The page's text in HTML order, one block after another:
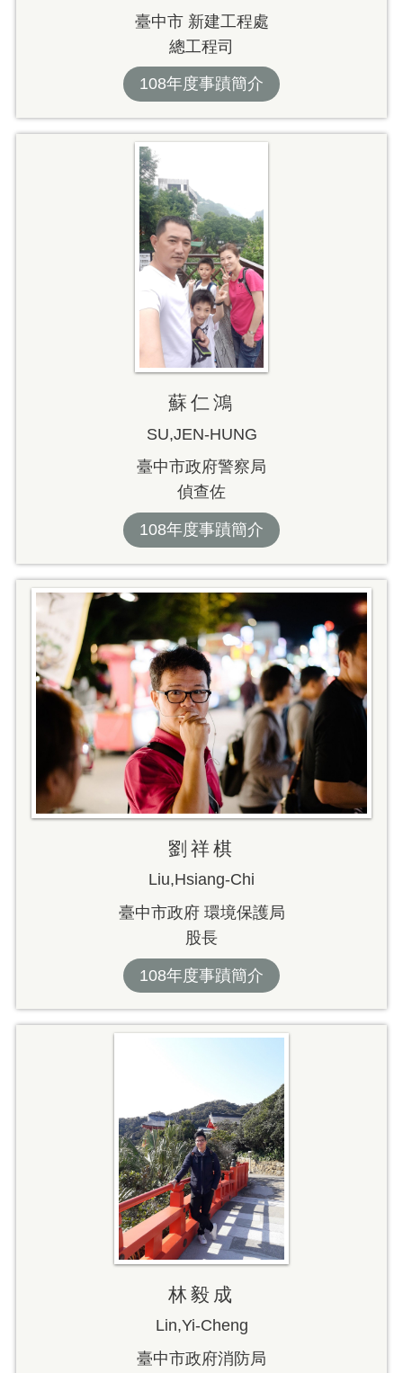
臺中市 新建工程處
總工程司
108年度事蹟簡介
蘇仁鴻
SU,JEN-HUNG
臺中市政府警察局
偵查佐
108年度事蹟簡介
劉祥棋
Liu,Hsiang-Chi
臺中市政府 環境保護局
股長
108年度事蹟簡介
林毅成
Lin,Yi-Cheng
臺中市政府消防局